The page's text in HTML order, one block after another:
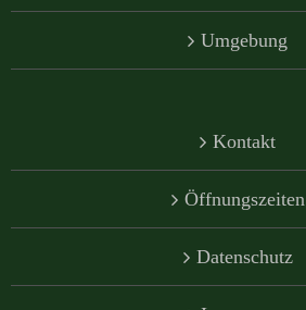
Umgebung
Kontakt
Öffnungszeiten
Datenschutz